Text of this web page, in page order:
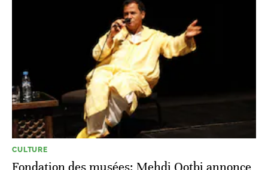
CULTURE